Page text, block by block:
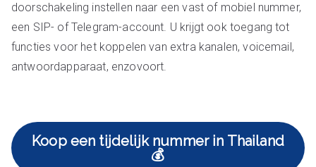
doorschakeling instellen naar een vast of mobiel nummer,
een SIP- of Telegram-account. U krijgt ook toegang tot
functies voor het koppelen van extra kanalen, voicemail,
antwoordapparaat, enzovoort.
Koop een tijdelijk nummer in Thailand
💰